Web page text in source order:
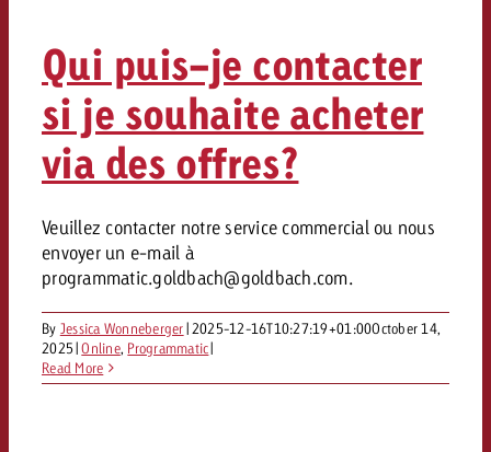
Qui puis-je contacter
si je souhaite acheter
via des offres?
Veuillez contacter notre service commercial ou nous
envoyer un e-mail à
programmatic.goldbach@goldbach.com.
By Jessica Wonneberger| 2025-12-16T10:27:19+01:00October 14,
2025|Online, Programmatic|
Read More